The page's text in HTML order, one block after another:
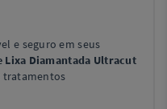
e seguro em seus
Lixa Diamantada Ultracut
tratamentos